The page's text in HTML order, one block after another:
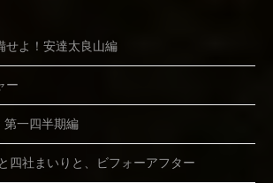
せよ！安達太良山編
ー
第一四半期編
四社まいりと、ビフォーアフター